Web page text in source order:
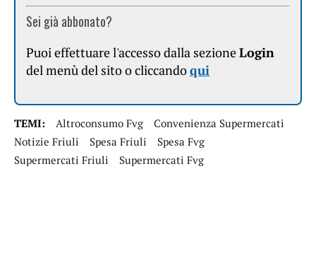
Sei già abbonato?
Puoi effettuare l'accesso dalla sezioneLogin
del menù del sito o cliccandoqui
TEMI: Altroconsumo Fvg
Convenienza Supermercati
Notizie Friuli
Spesa Friuli
Spesa Fvg
Supermercati Friuli
Supermercati Fvg